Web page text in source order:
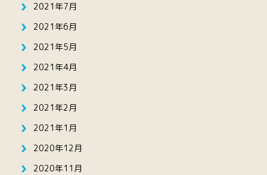
2021年7月
2021年6月
2021年5月
2021年4月
2021年3月
2021年2月
2021年1月
2020年12月
2020年11月